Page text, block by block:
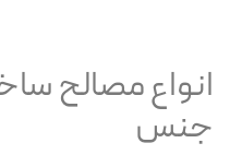
انواع مصالح
جنس